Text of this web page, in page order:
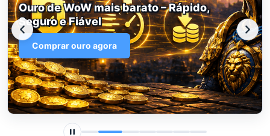
Ouro de WoW mais barato – Rápido,
Seguro e Fiável
Comprar ouro agora